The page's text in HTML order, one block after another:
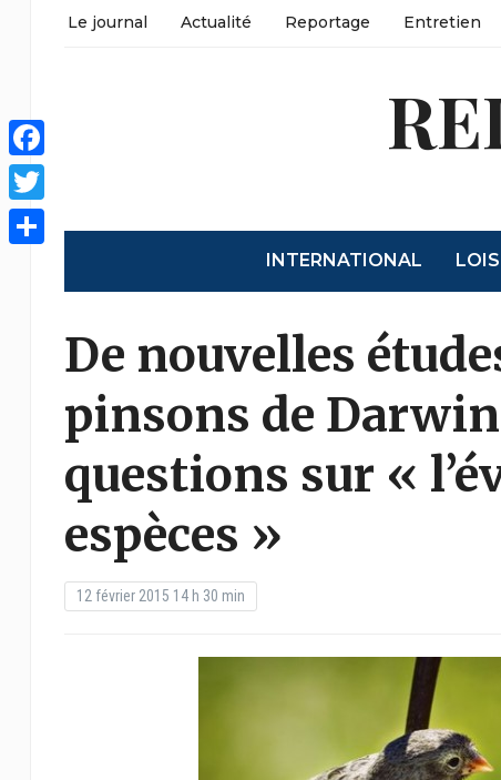
Le journal Actualité Reportage Entretien
INTERNATIONAL
De nouvelles
pinsons de
questions sur «
espèces »
12 février 2015 14 h 30 min
Facebook
Twitter